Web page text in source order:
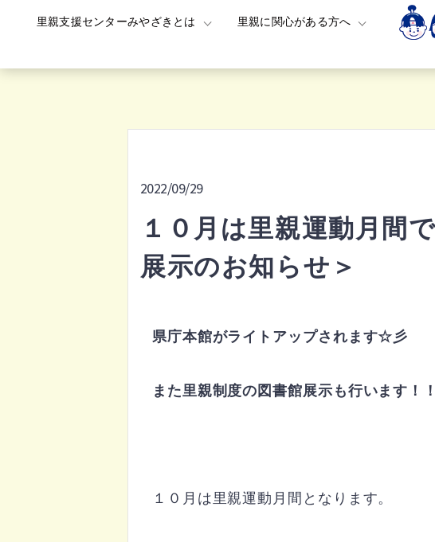
里親支援センターみやざきとは 里親に関心がある方へ
2022/09/29
１０月は里親運動月間
展示のお知らせ＞
県庁本館がライトアップされます☆彡
また里親制度の図書館展示も行います！！
１０月は里親運動月間となります。